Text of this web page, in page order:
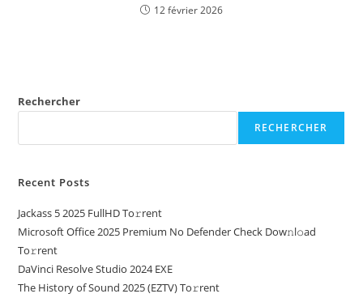
12 février 2026
Rechercher
RECHERCHER
Recent Posts
Jackass 5 2025 FullHD To𝚛rent
Microsoft Office 2025 Premium No Defender Check Dow𝚗l𝚘ad
To𝚛rent
DaVinci Resolve Studio 2024 EXE
The History of Sound 2025 (EZTV) To𝚛rent